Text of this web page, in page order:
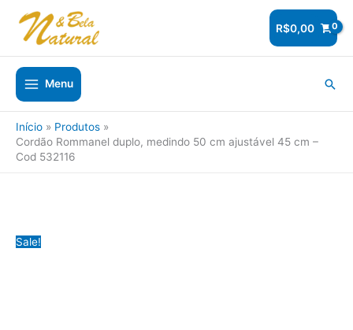
para
conteúdo
R$0,00
Menu
Início
Produtos
Cordão Rommanel duplo, medindo 50 cm ajustável 45 cm –
Cod 532116
Sale!